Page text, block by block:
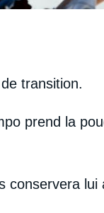
transition.
prend la
conservera lui